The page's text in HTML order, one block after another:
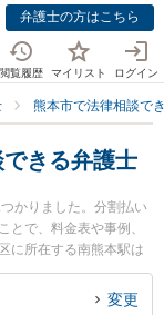
弁護士の方はこちら
閲覧履歴 マイリスト ログイン
熊本市で法律相談で
きる弁護士
かりました。分割払い
とで、料金表や事例、
に所在する南熊本駅は
いときは市区町村検索
しょう。特に熊本総合
変更